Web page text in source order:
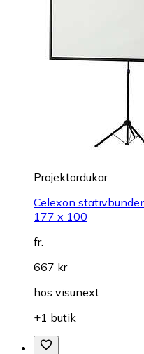
Projektordukar
Celexon
177 x 100
fr.
667 kr
hos visunext
+1 butik